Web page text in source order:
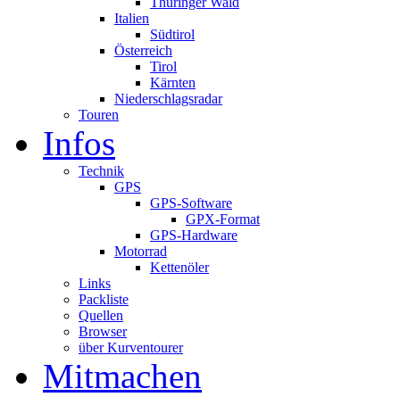
Italien
Südtirol
Österreich
Tirol
Kärnten
Niederschlagsradar
Touren
Infos
Technik
GPS
GPS-Software
GPX-Format
GPS-Hardware
Motorrad
Kettenöler
Links
Packliste
Quellen
Browser
über Kurventourer
Mitmachen